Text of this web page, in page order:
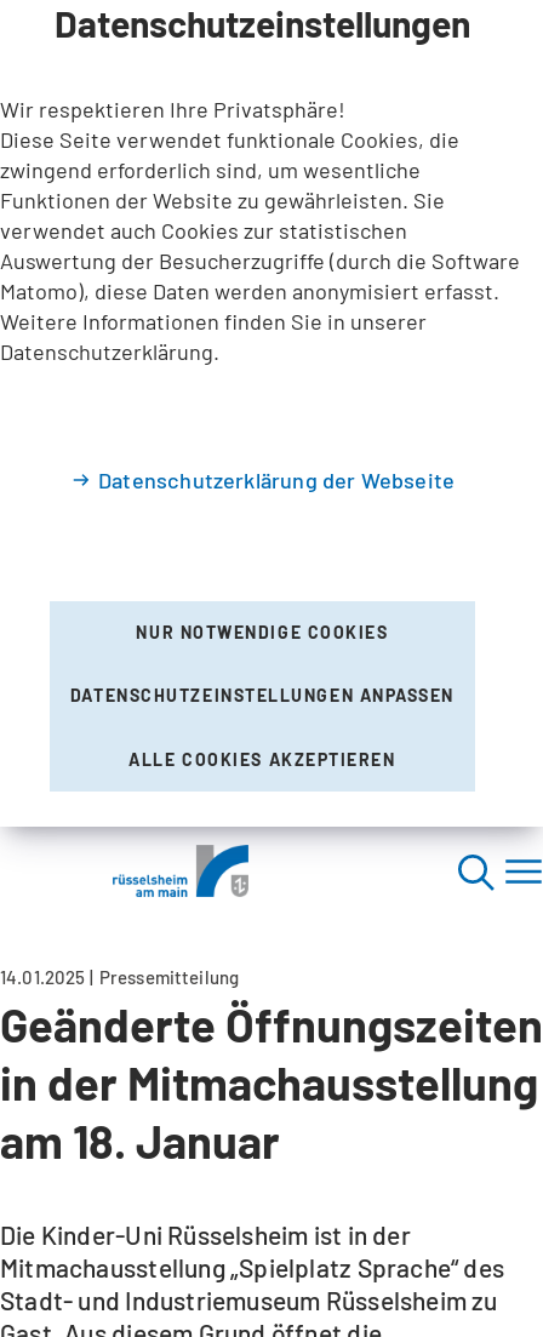
INHALT ANSPRINGEN
Datenschutzeinstellungen
Wir respektieren Ihre Privatsphäre!
Diese Seite verwendet funktionale Cookies, die
zwingend erforderlich sind, um wesentliche
Funktionen der Website zu gewährleisten. Sie
verwendet auch Cookies zur statistischen
Auswertung der Besucherzugriffe (durch die Software
Matomo), diese Daten werden anonymisiert erfasst.
Weitere Informationen finden Sie in unserer
Datenschutzerklärung.
Datenschutzerklärung der Webseite
NUR NOTWENDIGE COOKIES
DATENSCHUTZEINSTELLUNGEN ANPASSEN
ALLE COOKIES AKZEPTIEREN
14.01.2025 Pressemitteilung
Geänderte Öffnungszeiten
in der Mitmachausstellung
am 18. Januar
Die Kinder-Uni Rüsselsheim ist in der
Mitmachausstellung „Spielplatz Sprache“ des
Stadt- und Industriemuseum Rüsselsheim zu